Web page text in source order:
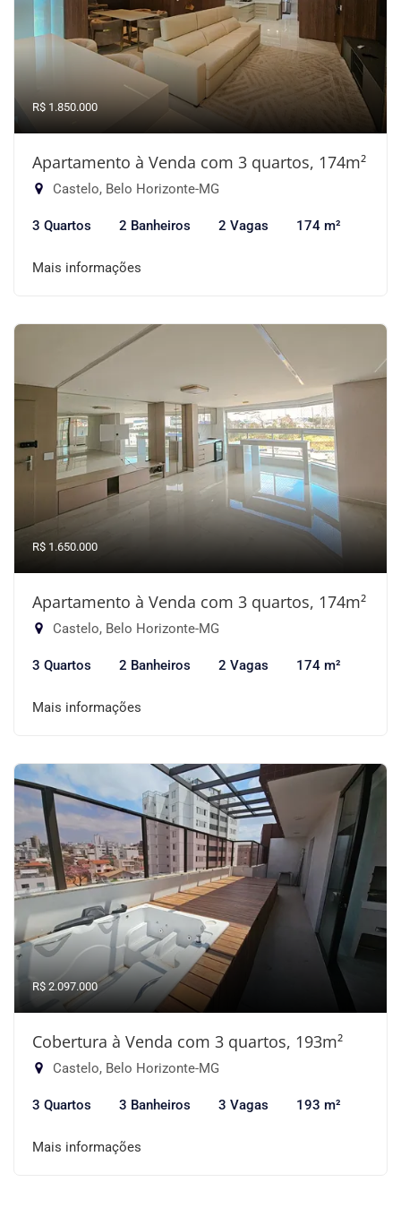
R$ 1.850.000
Apartamento à Venda com 3 quartos, 174m²
Castelo, Belo Horizonte-MG
3 Quartos 2 Banheiros 2 Vagas 174 m²
Mais informações
R$ 1.650.000
Apartamento à Venda com 3 quartos, 174m²
Castelo, Belo Horizonte-MG
3 Quartos 2 Banheiros 2 Vagas 174 m²
Mais informações
R$ 2.097.000
Cobertura à Venda com 3 quartos, 193m²
Castelo, Belo Horizonte-MG
3 Quartos 3 Banheiros 3 Vagas 193 m²
Mais informações